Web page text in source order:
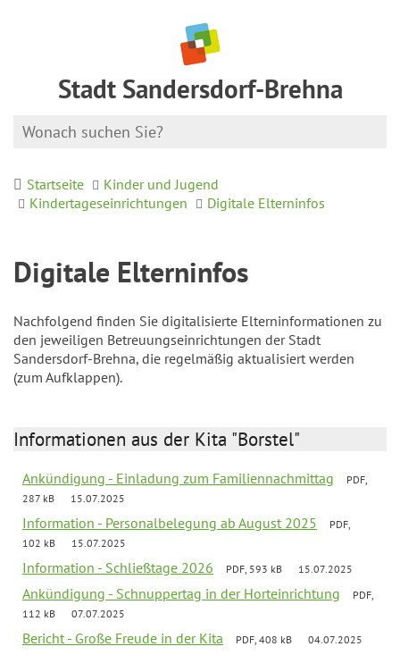
Stadt Sandersdorf-Brehna
Startseite
Kinder und Jugend
Kindertageseinrichtungen
Digitale Elterninfos
Digitale Elterninfos
Nachfolgend finden Sie digitalisierte Elterninformationen zu
den jeweiligen Betreuungseinrichtungen der Stadt
Sandersdorf-Brehna, die regelmäßig aktualisiert werden
(zum Aufklappen).
Informationen aus der Kita "Borstel"
Ankündigung - Einladung zum Familiennachmittag
PDF,
287 kB
15.07.2025
Information - Personalbelegung ab August 2025
PDF,
102 kB
15.07.2025
Information - Schließtage 2026 PDF, 593 kB 15.07.2025
Ankündigung - Schnuppertag in der Horteinrichtung
PDF,
112 kB
07.07.2025
Bericht - Große Freude in der Kita PDF, 408 kB 04.07.2025